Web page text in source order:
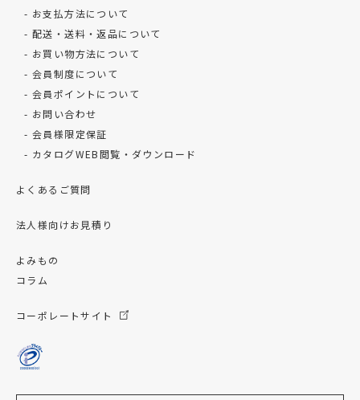
お支払方法について
配送・送料・返品について
お買い物方法について
会員制度について
会員ポイントについて
お問い合わせ
会員様限定保証
カタログWEB閲覧・ダウンロード
よくあるご質問
法人様向けお見積り
よみもの
コラム
コーポレートサイト